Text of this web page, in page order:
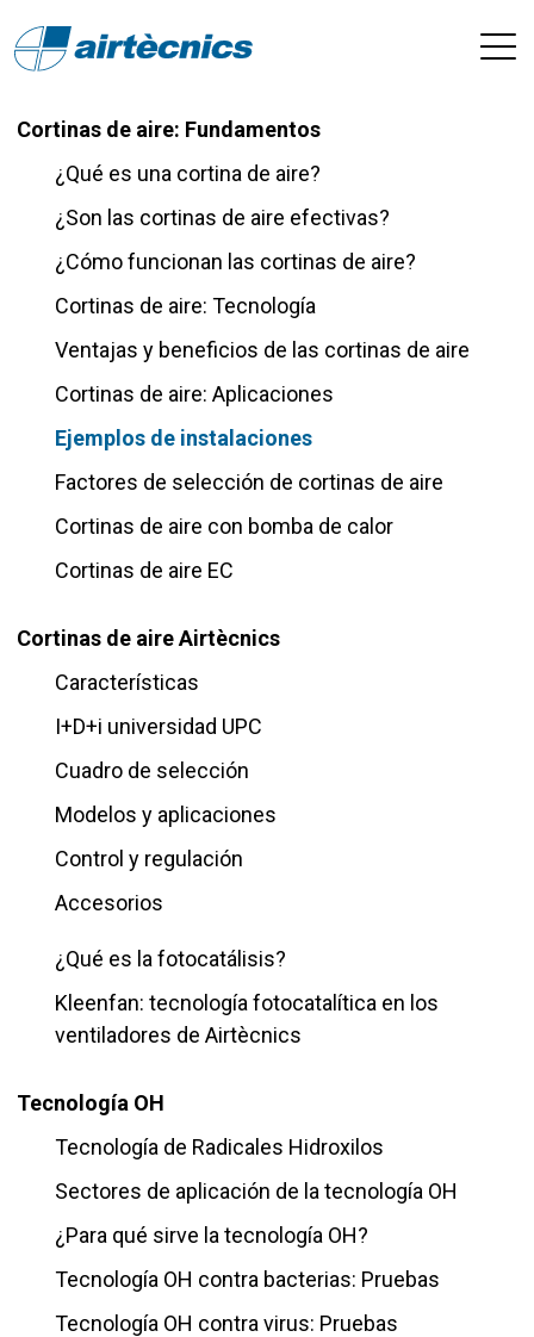
Cortinas de aire: Fundamentos
¿Qué es una cortina de aire?
¿Son las cortinas de aire efectivas?
¿Cómo funcionan las cortinas de aire?
Cortinas de aire: Tecnología
Ventajas y beneficios de las cortinas de aire
Cortinas de aire: Aplicaciones
Ejemplos de instalaciones
Factores de selección de cortinas de aire
Cortinas de aire con bomba de calor
Cortinas de aire EC
Cortinas de aire Airtècnics
Características
I+D+i universidad UPC
Cuadro de selección
Modelos y aplicaciones
Control y regulación
Accesorios
¿Qué es la fotocatálisis?
Kleenfan: tecnología fotocatalítica en los
ventiladores de Airtècnics
Tecnología OH
Tecnología de Radicales Hidroxilos
Sectores de aplicación de la tecnología OH
¿Para qué sirve la tecnología OH?
Tecnología OH contra bacterias: Pruebas
Tecnología OH contra virus: Pruebas